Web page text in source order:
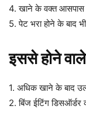
4. खाने के वक्त आसपास
5. पेट भरा होने के बाद
इससे होने
1. अधिक खाने के बाद
2. बिंज ईटिंग डिसऑर्डर